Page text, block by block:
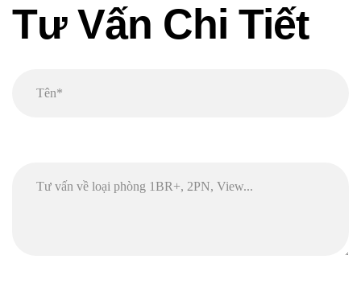
Tư Vấn Chi Tiết